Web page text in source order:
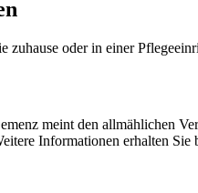
zuhause oder in einer
meint den allmählichen
Informationen erhalten Sie